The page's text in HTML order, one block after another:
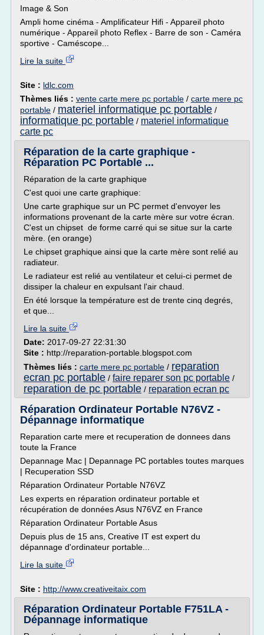
Image & Son
Ampli home cinéma - Amplificateur Hifi - Appareil photo
numérique - Appareil photo Reflex - Barre de son - Caméra
sportive - Caméscope...
Lire la suite
Site : ldlc.com
Thèmes liés : vente carte mere pc portable / carte mere pc
portable / materiel informatique pc portable /
informatique pc portable / materiel informatique
carte pc
Réparation de la carte graphique -
Réparation PC Portable ...
Réparation de la carte graphique
C'est quoi une carte graphique:
Une carte graphique sur un PC permet d'envoyer les
informations provenant de la carte mère sur votre écran.
C'est un chipset de forme carré qui se situe sur la carte
mère. (en orange)
Le chipset graphique ainsi que la carte mère sont relié au
radiateur.
Le radiateur est relié au ventilateur et celui-ci permet de
dissiper la chaleur en expulsant l'air chaud.
En été lorsque la température est de trente cinq degrés,
et que...
Lire la suite
Date: 2017-09-27 22:31:30
Site : http://reparation-portable.blogspot.com
Thèmes liés : carte mere pc portable / reparation
ecran pc portable / faire reparer son pc portable /
reparation de pc portable / reparation ecran pc
Réparation Ordinateur Portable N76VZ -
Dépannage informatique
Reparation carte mere et recuperation de donnees dans
toute la France
Depannage Mac | Depannage PC portables toutes marques
| Recuperation SSD
Réparation Ordinateur Portable N76VZ
Les experts en réparation ordinateur portable et
récupération de données Asus N76VZ en France
Réparation Ordinateur Portable Asus
Depuis plus de 15 ans, Creative IT est expert du
dépannage d'ordinateur portable...
Lire la suite
Site : http://www.creativeitaix.com
Réparation Ordinateur Portable F751LA -
Dépannage informatique